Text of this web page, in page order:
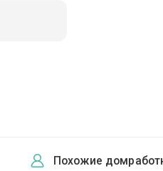
Похожие